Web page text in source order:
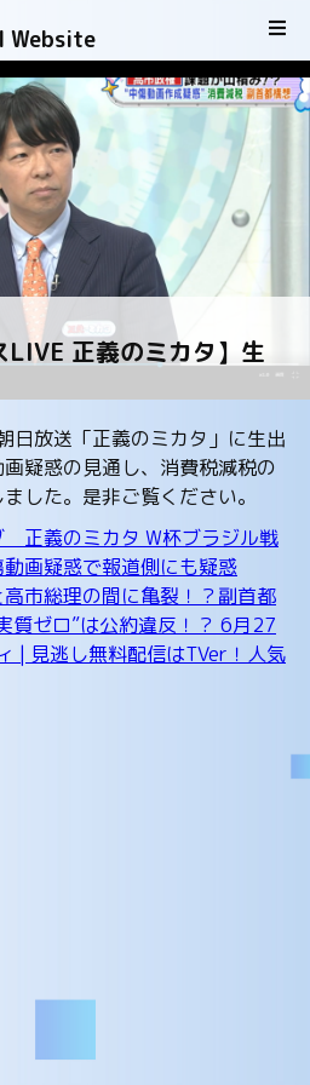
Website
LIVE 正義のミカタ】生
日放送「正義のミカタ」に生出
疑惑の見通し、消費税減税の
した。是非ご覧ください。
正義のミカタ W杯ブラジル戦
画疑惑で報道側にも疑惑
市総理の間に亀裂！？副首都
質ゼロ”は公約違反！？ 6月27
| 見逃し無料配信はTVer！人気